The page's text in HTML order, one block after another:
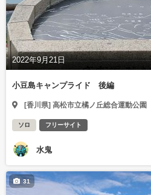
2022年9月21日
小豆島キャンプライド 後編
[香川県] 高松市立橘ノ丘総合運動公園
ソロ フリーサイト
水鬼
31